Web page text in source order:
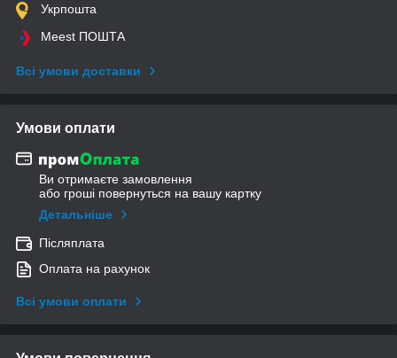
Укрпошта
Meest ПОШТА
Всі умови доставки
Умови оплати
Ви отримаєте замовлення
або гроші повернуться на вашу картку
Детальніше
Післяплата
Оплата на рахунок
Всі умови оплати